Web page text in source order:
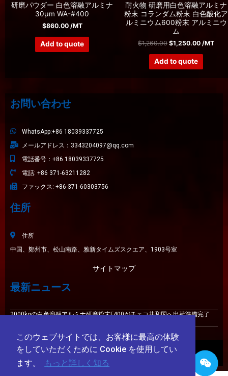
このウェブサイトでは、お客様に最高の体験
をしていただくために Cookie を使用してい
ます。
もっと詳しく知る
研磨パウダー 白色溶融アルミナ
30μm WA-#400
$860.00/MT
Add to quote
耐火物 研磨用白色溶融アルミナ
粉末 コランダム粉末 白色酸化ア
ルミニウム600粉末 アルミニウ
ム
$1,260.00 $1,250.00 /MT
Add to quote
お問い合わせ
WhatsApp:+86 18039337725
メールアドレス：3343204097@qq.com
電話番号：+86 18039337725
電話: +86 371-63211282
ファックス: +86-371-60303756
住所
住所
中国、鄭州市、松山南路、雅新タイムズスクエア、1903号室
サイトマップ
最新ニュース
2000kgの白色溶融アルミナ研磨粉末F400がチェコ共和国へ出荷準備完了
© 2009-2025 鄭州海旭研磨材有限公司 著作権